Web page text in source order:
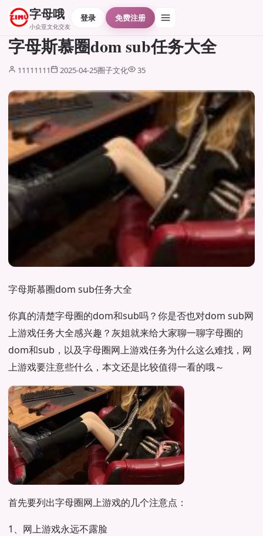
字母哦
小众亚文化交友
登录 免费注册
字母斯慕圈dom sub任务大全
11111111 2025-04-25圈子文化 35
字母斯慕圈dom sub任务大全
你真的清楚字母圈的dom和sub吗？你是否也对dom sub网
上游戏任务大全感兴趣？灰姐就来给大家聊一聊字母圈的
dom和sub，以及字母圈网上游戏任务为什么这么难找，网
上游戏要注意些什么，本文还是比较值得一看的哦～
首先要列出字母圈网上游戏的几个注意点：
1、网上游戏永远不露脸